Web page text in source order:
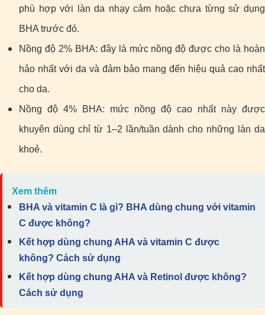
phù hợp với làn da nhạy cảm hoặc chưa từng sử dụng
BHA trước đó.
Nồng độ 2% BHA: đây là mức nồng độ được cho là hoàn
hảo nhất với da và đảm bảo mang đến hiệu quả cao nhất
cho da.
Nồng độ 4% BHA: mức nồng độ cao nhất này được
khuyên dùng chỉ từ 1–2 lần/tuần dành cho những làn da
khoẻ.
Xem thêm
BHA và vitamin C là gì? BHA dùng chung với vitamin
C được không?
Kết hợp dùng chung AHA và vitamin C được
không? Cách sử dụng
Kết hợp dùng chung AHA và Retinol được không?
Cách sử dụng